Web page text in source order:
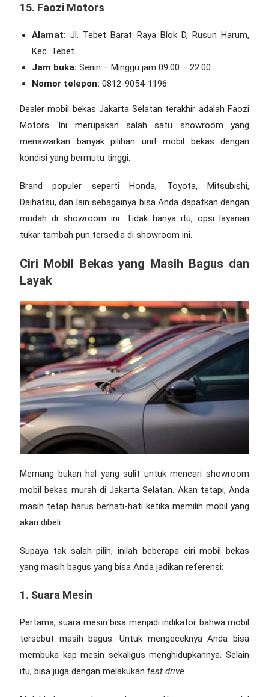
15. Faozi Motors
Alamat: Jl. Tebet Barat Raya Blok D, Rusun Harum,
Kec. Tebet
Jam buka: Senin – Minggu jam 09.00 – 22.00
Nomor telepon: 0812-9054-1196
Dealer mobil bekas Jakarta Selatan terakhir adalah Faozi
Motors. Ini merupakan salah satu showroom yang
menawarkan banyak pilihan unit mobil bekas dengan
kondisi yang bermutu tinggi.
Brand populer seperti Honda, Toyota, Mitsubishi,
Daihatsu, dan lain sebagainya bisa Anda dapatkan dengan
mudah di showroom ini. Tidak hanya itu, opsi layanan
tukar tambah pun tersedia di showroom ini.
Ciri Mobil Bekas yang Masih Bagus dan
Layak
Memang bukan hal yang sulit untuk mencari showroom
mobil bekas murah di Jakarta Selatan. Akan tetapi, Anda
masih tetap harus berhati-hati ketika memilih mobil yang
akan dibeli.
Supaya tak salah pilih, inilah beberapa ciri mobil bekas
yang masih bagus yang bisa Anda jadikan referensi:
1. Suara Mesin
Pertama, suara mesin bisa menjadi indikator bahwa mobil
tersebut masih bagus. Untuk mengeceknya Anda bisa
membuka kap mesin sekaligus menghidupkannya. Selain
itu, bisa juga dengan melakukan test drive.